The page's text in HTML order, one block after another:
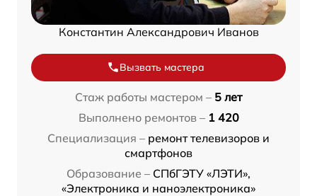
Константин Александрович Иванов
Вызвать мастера
Стаж работы мастером – 5 лет
Выполнено ремонтов – 1 420
Специализация – ремонт телевизоров и
смартфонов
Образование – СПбГЭТУ «ЛЭТИ»,
«Электроника и наноэлектроника»